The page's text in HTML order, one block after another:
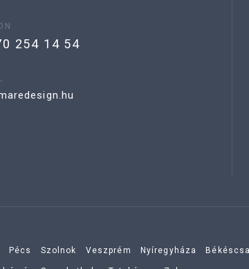
254 14 54
Pécs Szolnok Veszprém Nyíregyháza